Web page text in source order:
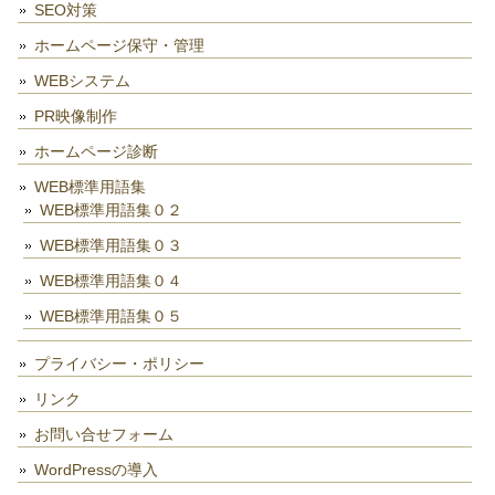
SEO対策
ホームページ保守・管理
WEBシステム
PR映像制作
ホームページ診断
WEB標準用語集
WEB標準用語集０２
WEB標準用語集０３
WEB標準用語集０４
WEB標準用語集０５
プライバシー・ポリシー
リンク
お問い合せフォーム
WordPressの導入